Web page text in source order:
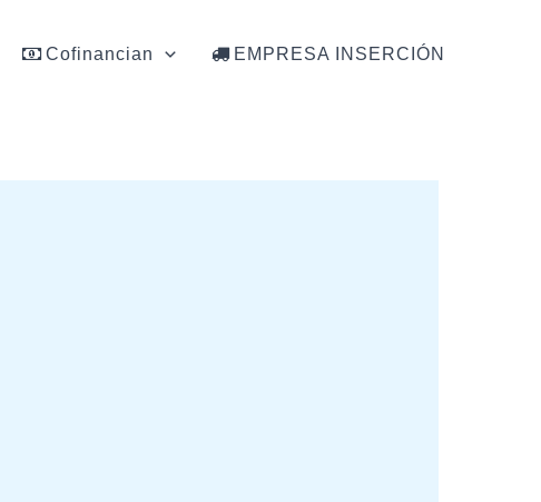
Cofinancian EMPRESA INSERCIÓN